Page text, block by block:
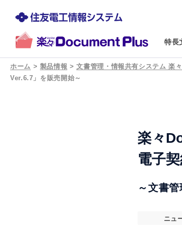
特長
ホーム > 製品情報 >文書管理・情報共有システム 楽
Ver.6.7」を販売開始～
楽々
電子
～文書
ニュ